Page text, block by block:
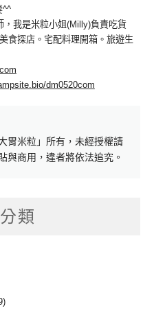
^^
，我是米粒小姐(Milly)負責吃貨
食探店。宅配料理開箱。旅遊生
dm0520com
胃米粒」所有，未經授權請
與商用，違者將依法追究。
類